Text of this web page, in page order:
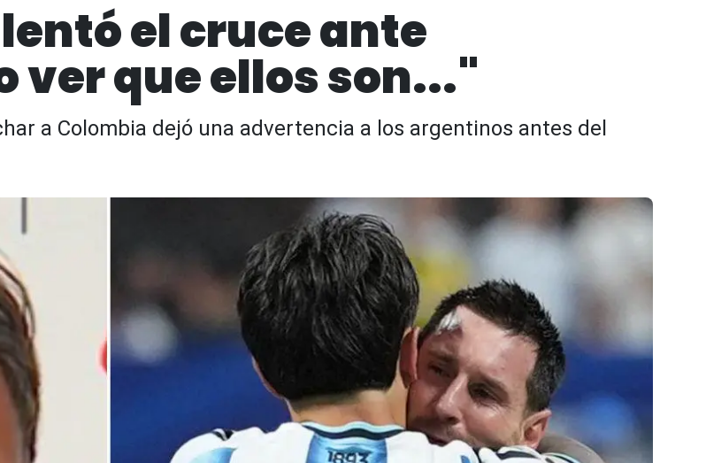
el cruce ante
ver que ellos son..."
a Colombia dejó una advertencia a los argentinos antes del